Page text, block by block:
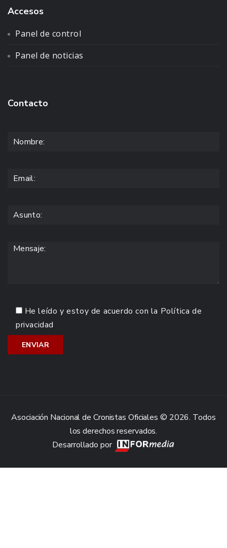
Accesos
Panel de control
Panel de noticias
Contacto
He leído y estoy de acuerdo con la Política de
privacidad
Asociación Nacional de Cronistas Oficiales © 2026. Todos
los derechos reservados.
Desarrollado por